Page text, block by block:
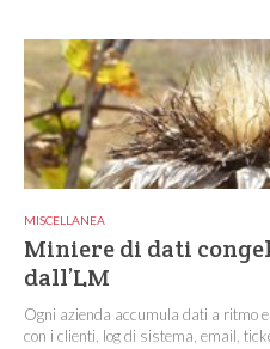
MISCELLANEA
Miniere di dati
dall’LM
Ogni azienda accumula dati a ritmo
con i clienti, log di sistema, email,